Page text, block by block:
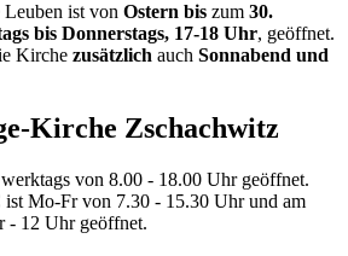
ist von Ostern bis zum 30.
bis Donnerstags, 17-18 Uhr, geöffnet.
Kirche zusätzlich auch Sonnabend und
Kirche Zschachwitz
von 8.00 - 18.00 Uhr geöffnet.
ist Mo-Fr von 7.30 - 15.30 Uhr und am
- 12 Uhr geöffnet.